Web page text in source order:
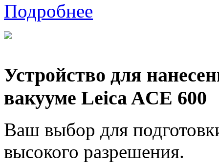
Подробнее
Устройство для
вакууме Leica ACE 600
Ваш выбор для
высокого разрешения.